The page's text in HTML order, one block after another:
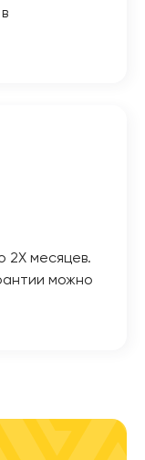
2Х месяцев.
можно